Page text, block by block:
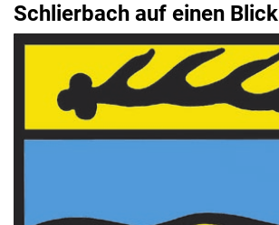
Schlierbach auf einen Blick